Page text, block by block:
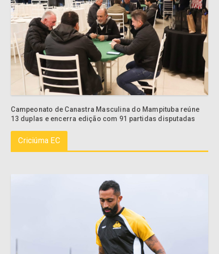
Campeonato de Canastra Masculina do Mampituba reúne
13 duplas e encerra edição com 91 partidas disputadas
Criciúma EC